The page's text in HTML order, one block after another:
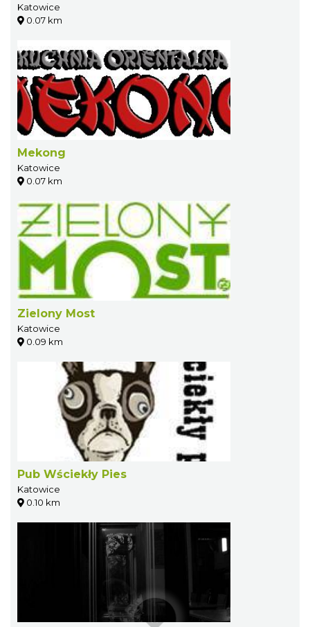
Katowice
0.07 km
Mekong
Katowice
0.07 km
Zielony Most
Katowice
0.09 km
Pub Wściekły Pies
Katowice
0.10 km